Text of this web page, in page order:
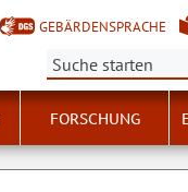
GEBÄRDENSPRACHE
Suche:
FORSCHUNG